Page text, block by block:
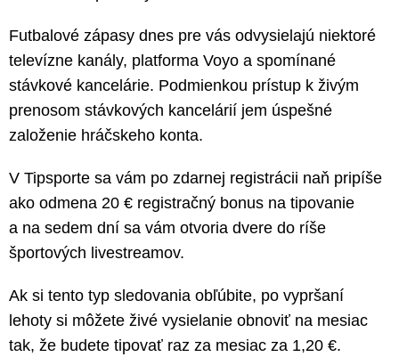
Futbalové zápasy dnes pre vás odvysielajú niektoré
televízne kanály, platforma Voyo a spomínané
stávkové kancelárie. Podmienkou prístup k živým
prenosom stávkových kancelárií jem úspešné
založenie hráčskeho konta.
V Tipsporte sa vám po zdarnej registrácii naň pripíše
ako odmena 20 € registračný bonus na tipovanie
a na sedem dní sa vám otvoria dvere do ríše
športových livestreamov.
Ak si tento typ sledovania obľúbite, po vypršaní
lehoty si môžete živé vysielanie obnoviť na mesiac
tak, že budete tipovať raz za mesiac za 1,20 €.